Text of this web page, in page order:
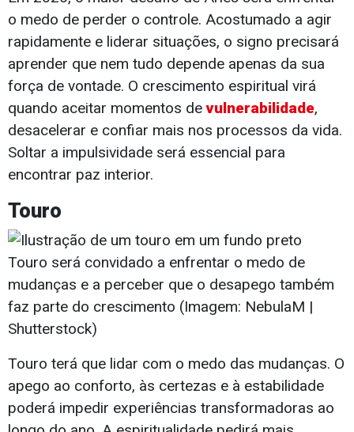
o medo de perder o controle. Acostumado a agir
rapidamente e liderar situações, o signo precisará
aprender que nem tudo depende apenas da sua
força de vontade. O crescimento espiritual virá
quando aceitar momentos devulnerabilidade,
desacelerar e confiar mais nos processos da vida.
Soltar a impulsividade será essencial para
encontrar paz interior.
Touro
Touro será convidado a enfrentar o medo de
mudanças e a perceber que o desapego também
faz parte do crescimento (Imagem: NebulaM |
Shutterstock)
Touro terá que lidar com o medo das mudanças. O
apego ao conforto, às certezas e à estabilidade
poderá impedir experiências transformadoras ao